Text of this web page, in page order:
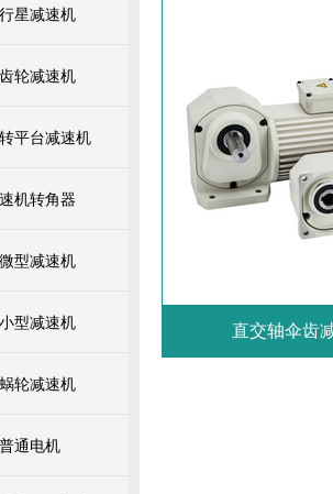
星减速机
轮减速机
平台减速机
机转角器
型减速机
型减速机
轮减速机
通电机
直交轴伞齿